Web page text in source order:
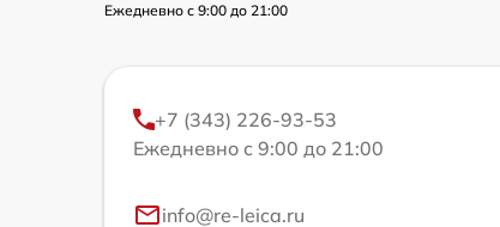
Ежедневно с 9:00 до 21:00
+7 (343) 226-93-53
Ежедневно с 9:00 до 21:00
info@re-leica.ru